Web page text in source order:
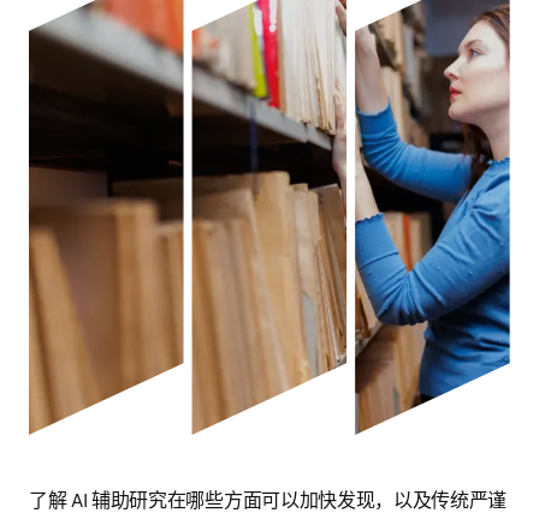
了解 AI 辅助研究在哪些方面可以加快发现，以及传统严谨